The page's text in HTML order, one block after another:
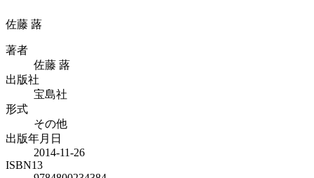
佐藤 蕗
著者
佐藤 蕗
出版社
宝島社
形式
その他
出版年月日
2014-11-26
ISBN13